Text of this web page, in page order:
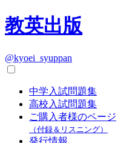
教英出版
@kyoei_syuppan
中学入試問題集
高校入試問題集
ご購入者様のページ
（付録＆リスニング）
発行情報